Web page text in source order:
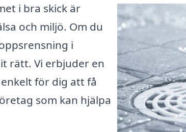
i bra skick är
och miljö. Om du
i
rätt. Vi erbjuder en
för dig att få
som kan hjälpa